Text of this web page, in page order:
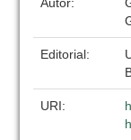
Editorial:
URI: